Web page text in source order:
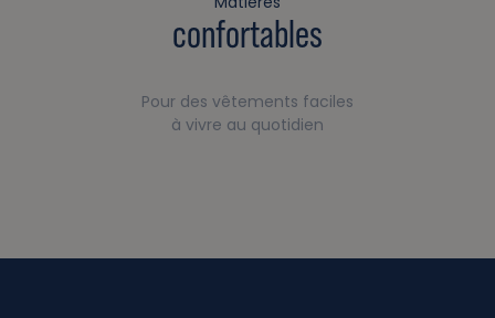
confortables
Pour des vêtements faciles
à vivre au quotidien